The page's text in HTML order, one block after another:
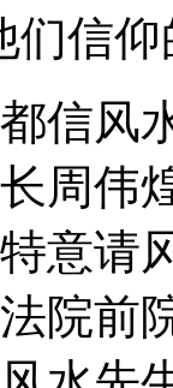
们信
信风
周伟
意请
院前